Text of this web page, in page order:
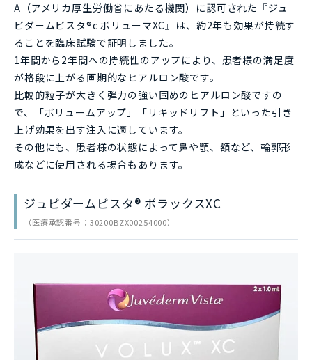
A（アメリカ厚生労働省にあたる機関）に認可された『ジュ
ビダームビスタ®c ボリューマXC』は、約2年も効果が持続す
ることを臨床試験で証明しました。
1年間から2年間への持続性のアップにより、患者様の満足度
が格段に上がる画期的なヒアルロン酸です。
比較的粒子が大きく弾力の強い固めのヒアルロン酸ですの
で、「ボリュームアップ」「リキッドリフト」といった引き
上げ効果を出す注入に適しています。
その他にも、患者様の状態によって鼻や顎、額など、輪郭形
成などに使用される場合もあります。
ジュビダームビスタ® ボラックスXC
（医療承認番号：30200BZX00254000）